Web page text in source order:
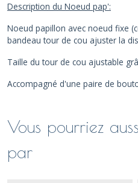
Description du Noeud pap':
Noeud papillon avec noeud fixe
bandeau tour de cou ajuster la
Taille du tour de cou ajustable
Accompagné d'une paire de
Vous pourriez
par